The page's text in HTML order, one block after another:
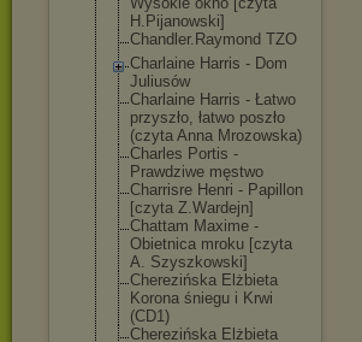
H.Pijanowski]
Chandler.Raymond TZO
Charlaine Harris - Dom
Juliusów
Charlaine Harris - Łatwo
przyszło, łatwo poszło
(czyta Anna Mrozowska)
Charles Portis -
Prawdziwe męstwo
Charrisre Henri - Papillon
[czyta Z.Wardejn]
Chattam Maxime -
Obietnica mroku [czyta
A. Szyszkowski]
Cherezińska Elżbieta
Korona śniegu i Krwi
(CD1)
Cherezińska Elżbieta